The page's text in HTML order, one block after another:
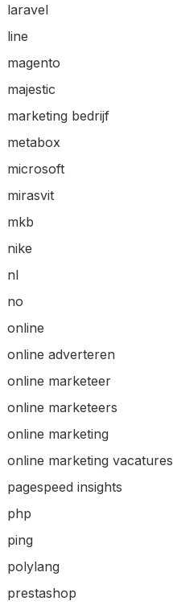
laravel
line
magento
majestic
marketing bedrijf
metabox
microsoft
mirasvit
mkb
nike
nl
no
online
online adverteren
online marketeer
online marketeers
online marketing
online marketing vacatures
pagespeed insights
php
ping
polylang
prestashop